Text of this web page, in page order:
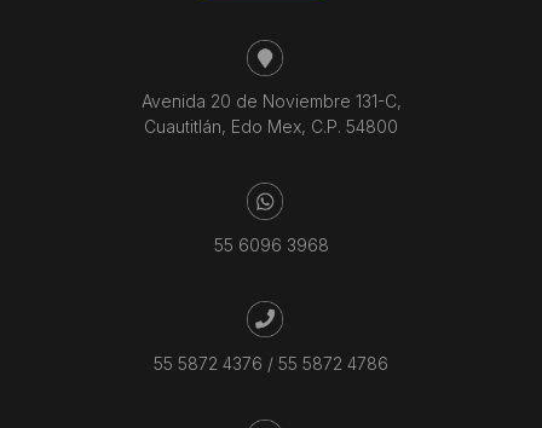
Avenida 20 de Noviembre 131-C,
Cuautitlán, Edo Mex, C.P. 54800
55 6096 3968
55 5872 4376 / 55 5872 4786